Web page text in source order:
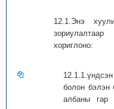
12.1.Энэ
зориулалтаар
хориглоно:
болон бэлэн
албаны гар